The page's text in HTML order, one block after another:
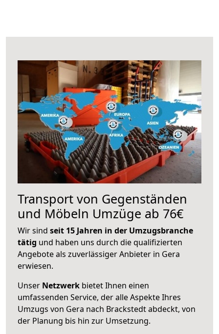
Transport von Gegenständen
und Möbeln Umzüge ab 76€
Wir sind seit 15 Jahren in der Umzugsbranche
tätig und haben uns durch die qualifizierten
Angebote als zuverlässiger Anbieter in Gera
erwiesen.
Unser Netzwerk bietet Ihnen einen
umfassenden Service, der alle Aspekte Ihres
Umzugs von Gera nach Brackstedt abdeckt, von
der Planung bis hin zur Umsetzung.